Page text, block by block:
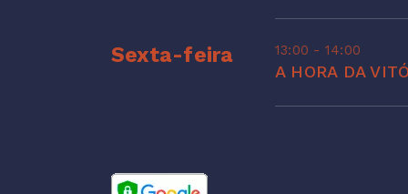
Sexta-feira 13:00 - 14:00
A HORA DA